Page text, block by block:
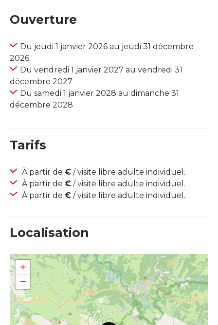
Ouverture
Du jeudi 1 janvier 2026 au jeudi 31 décembre
2026
Du vendredi 1 janvier 2027 au vendredi 31
décembre 2027
Du samedi 1 janvier 2028 au dimanche 31
décembre 2028
Tarifs
À partir de € / visite libre adulte individuel.
À partir de € / visite libre adulte individuel.
À partir de € / visite libre adulte individuel.
Localisation
+
−